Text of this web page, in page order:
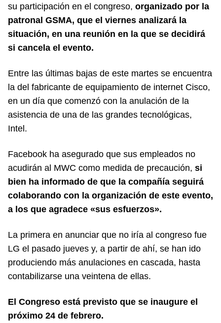
su participación en el congreso, organizado por la
patronal GSMA, que el viernes analizará la
situación, en una reunión en la que se decidirá
si cancela el evento.
Entre las últimas bajas de este martes se encuentra
la del fabricante de equipamiento de internet Cisco,
en un día que comenzó con la anulación de la
asistencia de una de las grandes tecnológicas,
Intel.
Facebook ha asegurado que sus empleados no
acudirán al MWC como medida de precaución, si
bien ha informado de que la compañía seguirá
colaborando con la organización de este evento,
a los que agradece «sus esfuerzos».
La primera en anunciar que no iría al congreso fue
LG el pasado jueves y, a partir de ahí, se han ido
produciendo más anulaciones en cascada, hasta
contabilizarse una veintena de ellas.
El Congreso está previsto que se inaugure el
próximo 24 de febrero.